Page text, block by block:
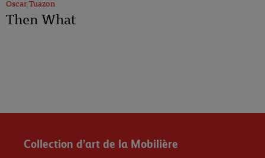
Oscar Tuazon
Then What
Collection d’art de la Mobilière